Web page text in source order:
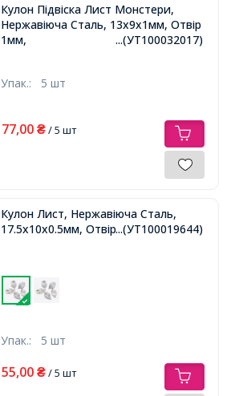
Кулон Підвіска Лист Монстери,
Нержавіюча Сталь, 13х9х1мм, Отвір
1мм,
...(УТ100032017)
Упак.: 5 шт
77,00 ₴/ 5 шт
Кулон Лист, Нержавіюча Сталь,
17.5х10х0.5мм, Отвір 1мм,...(УТ100019644)
Упак.: 5 шт
55,00 ₴/ 5 шт